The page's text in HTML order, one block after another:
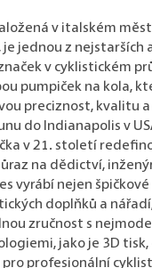
v italském
je jednou z nejstarších
v cyklistickém
pumpiček na kola,
preciznost, kvalitu
do Indianapolis v
v 21. století
na dědictví,
vyrábí nejen
doplňků a
zručnost s
jako je 3D tisk,
profesionální